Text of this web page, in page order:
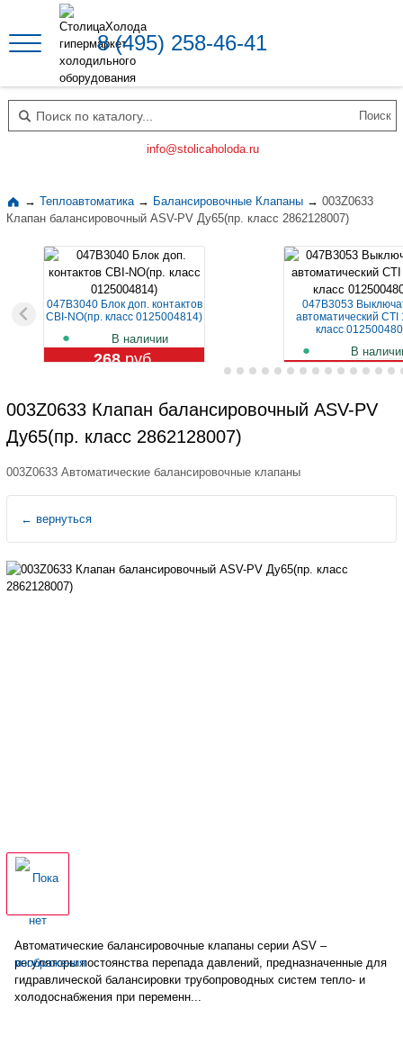
8 (495) 258-46-41
Поиск по каталогу
info@stolicaholoda.ru
→ Теплоавтоматика → Балансировочные Клапаны → 003Z0633
Клапан балансировочный ASV-PV Ду65(пр. класс 2862128007)
047B3040 Блок доп. контактов
CBI-NO(пр. класс 0125004814)
В наличии
268руб.
047B3053
автоматический CTI
класс
В
1 109 руб.
003Z0633 Клапан балансировочный ASV-PV
Ду65(пр. класс 2862128007)
003Z0633 Автоматические балансировочные клапаны
← вернуться
Автоматические балансировочные клапаны серии ASV –
регуляторы постоянства перепада давлений, предназначенные для
гидравлической балансировки трубопроводных систем тепло- и
холодоснабжения при переменн...